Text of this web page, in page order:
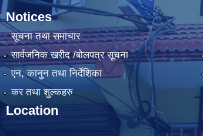
Notices
सूचना तथा समाचार
सार्वजनिक खरीद /बोलपत्र सूचना
एन, कानुन तथा निर्देशिका
कर तथा शुल्कहरु
Location